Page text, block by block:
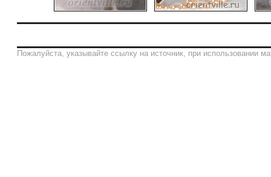
Пожалуйста, указывайте ссылку на источник, при использовании